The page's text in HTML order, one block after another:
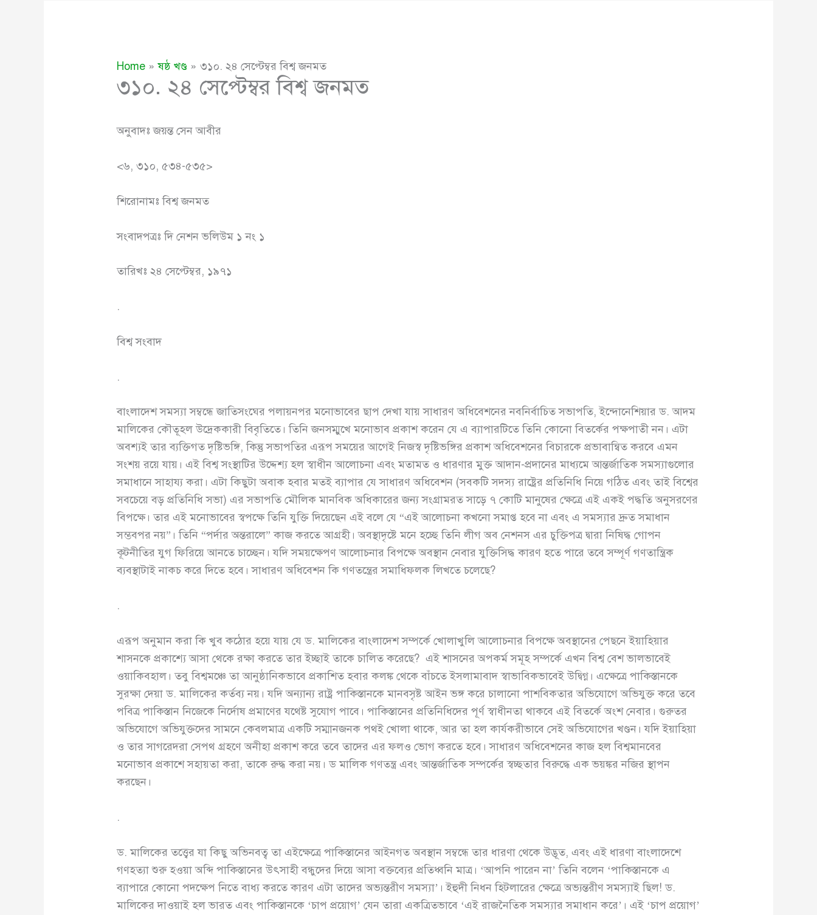
Home ষষ্ঠ খণ্ড ৩১০. ২৪ সেপ্টেম্বর বিশ্ব জনমত
৩১০. ২৪ সেপ্টেম্বর বিশ্ব জনমত
অনুবাদঃ জয়ন্ত সেন আবীর
<৬, ৩১০, ৫৩৪-৫৩৫>
শিরোনামঃ বিশ্ব জনমত
সংবাদপত্রঃ দি নেশন ভলিউম ১ নং ১
তারিখঃ ২৪ সেপ্টেম্বর, ১৯৭১
.
বিশ্ব সংবাদ
.
বাংলাদেশ সমস্যা সম্বন্ধে জাতিসংঘের পলায়নপর মনোভাবের ছাপ দেখা যায় সাধারণ অধিবেশনের নবনির্বাচিত সভাপতি, ইন্দোনেশিয়ার ড. আদম
মালিকের কৌতূহল উদ্রেককারী বিবৃতিতে। তিনি জনসম্মুখে মনোভাব প্রকাশ করেন যে এ ব্যাপারটিতে তিনি কোনো বিতর্কের পক্ষপাতী নন। এটা
অবশ্যই তার ব্যক্তিগত দৃষ্টিভঙ্গি, কিন্তু সভাপতির এরূপ সময়ের আগেই নিজস্ব দৃষ্টিভঙ্গির প্রকাশ অধিবেশনের বিচারকে প্রভাবান্বিত করবে এমন
সংশয় রয়ে যায়। এই বিশ্ব সংস্থাটির উদ্দেশ্য হল স্বাধীন আলোচনা এবং মতামত ও ধারণার মুক্ত আদান-প্রদানের মাধ্যমে আন্তর্জাতিক সমস্যাগুলোর
সমাধানে সাহায্য করা। এটা কিছুটা অবাক হবার মতই ব্যাপার যে সাধারণ অধিবেশন (সবকটি সদস্য রাষ্ট্রের প্রতিনিধি নিয়ে গঠিত এবং তাই বিশ্বের
সবচেয়ে বড় প্রতিনিধি সভা) এর সভাপতি মৌলিক মানবিক অধিকারের জন্য সংগ্রামরত সাড়ে ৭ কোটি মানুষের ক্ষেত্রে এই একই পদ্ধতি অনুসরণের
বিপক্ষে। তার এই মনোভাবের স্বপক্ষে তিনি যুক্তি দিয়েছেন এই বলে যে “এই আলোচনা কখনো সমাপ্ত হবে না এবং এ সমস্যার দ্রুত সমাধান
সম্ভবপর নয়”। তিনি “পর্দার অন্তরালে” কাজ করতে আগ্রহী। অবস্থাদৃষ্টে মনে হচ্ছে তিনি লীগ অব নেশনস এর চুক্তিপত্র দ্বারা নিষিদ্ধ গোপন
কূটনীতির যুগ ফিরিয়ে আনতে চাচ্ছেন। যদি সময়ক্ষেপণ আলোচনার বিপক্ষে অবস্থান নেবার যুক্তিসিদ্ধ কারণ হতে পারে তবে সম্পূর্ণ গণতান্ত্রিক
ব্যবস্থাটাই নাকচ করে দিতে হবে। সাধারণ অধিবেশন কি গণতন্ত্রের সমাধিফলক লিখতে চলেছে?
.
এরূপ অনুমান করা কি খুব কঠোর হয়ে যায় যে ড. মালিকের বাংলাদেশ সম্পর্কে খোলাখুলি আলোচনার বিপক্ষে অবস্থানের পেছনে ইয়াহিয়ার
শাসনকে প্রকাশ্যে আসা থেকে রক্ষা করতে তার ইচ্ছাই তাকে চালিত করেছে? এই শাসনের অপকর্ম সমূহ সম্পর্কে এখন বিশ্ব বেশ ভালভাবেই
ওয়াকিবহাল। তবু বিশ্বমঞ্চে তা আনুষ্ঠানিকভাবে প্রকাশিত হবার কলঙ্ক থেকে বাঁচতে ইসলামাবাদ স্বাভাবিকভাবেই উদ্বিগ্ন। এক্ষেত্রে পাকিস্তানকে
সুরক্ষা দেয়া ড. মালিকের কর্তব্য নয়। যদি অন্যান্য রাষ্ট্র পাকিস্তানকে মানবসৃষ্ট আইন ভঙ্গ করে চালানো পাশবিকতার অভিযোগে অভিযুক্ত করে তবে
পবিত্র পাকিস্তান নিজেকে নির্দোষ প্রমাণের যথেষ্ট সুযোগ পাবে। পাকিস্তানের প্রতিনিধিদের পূর্ণ স্বাধীনতা থাকবে এই বিতর্কে অংশ নেবার। গুরুতর
অভিযোগে অভিযুক্তদের সামনে কেবলমাত্র একটি সম্মানজনক পথই খোলা থাকে, আর তা হল কার্যকরীভাবে সেই অভিযোগের খণ্ডন। যদি ইয়াহিয়া
ও তার সাগরেদরা সেপথ গ্রহণে অনীহা প্রকাশ করে তবে তাদের এর ফলও ভোগ করতে হবে। সাধারণ অধিবেশনের কাজ হল বিশ্বমানবের
মনোভাব প্রকাশে সহায়তা করা, তাকে রুদ্ধ করা নয়। ড মালিক গণতন্ত্র এবং আন্তর্জাতিক সম্পর্কের স্বচ্ছতার বিরুদ্ধে এক ভয়ঙ্কর নজির স্থাপন
করছেন।
.
ড. মালিকের তত্ত্বের যা কিছু অভিনবত্ব তা এইক্ষেত্রে পাকিস্তানের আইনগত অবস্থান সম্বন্ধে তার ধারণা থেকে উদ্ভূত, এবং এই ধারণা বাংলাদেশে
গণহত্যা শুরু হওয়া অব্দি পাকিস্তানের উৎসাহী বন্ধুদের দিয়ে আসা বক্তব্যের প্রতিধ্বনি মাত্র। ‘আপনি পারেন না’ তিনি বলেন ‘পাকিস্তানকে এ
ব্যাপারে কোনো পদক্ষেপ নিতে বাধ্য করতে কারণ এটা তাদের অভ্যন্তরীণ সমস্যা’। ইহুদী নিধন হিটলারের ক্ষেত্রে অভ্যন্তরীণ সমস্যাই ছিল! ড.
মালিকের দাওয়াই হল ভারত এবং পাকিস্তানকে ‘চাপ প্রয়োগ’ যেন তারা একত্রিতভাবে ‘এই রাজনৈতিক সমস্যার সমাধান করে’। এই ‘চাপ প্রয়োগ’